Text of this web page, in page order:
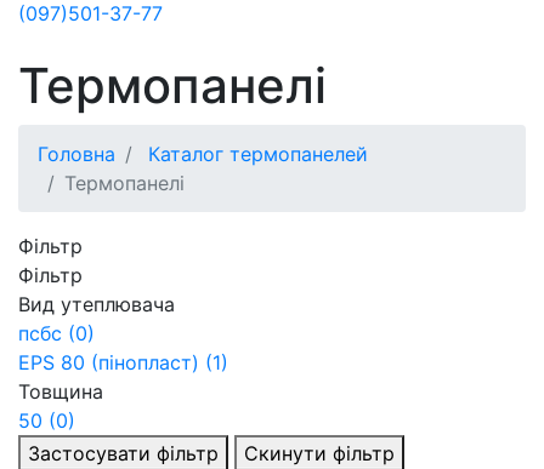
(097)501-37-77
Термопанелі
Головна
Каталог термопанелей
Термопанелі
Фільтр
Фільтр
Вид утеплювача
псбс (0)
EPS 80 (пінопласт) (1)
Товщина
50 (0)
Застосувати фільтр
Скинути фільтр